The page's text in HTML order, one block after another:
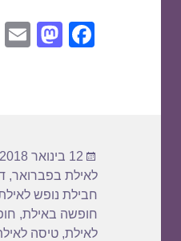
F
o
o
k
M
o
n
פורסם
בתאריך
12 בינואר 2018
לאילת בפברואר,
חבילת נופש
חופשה באילת,
לאילת,טיסה